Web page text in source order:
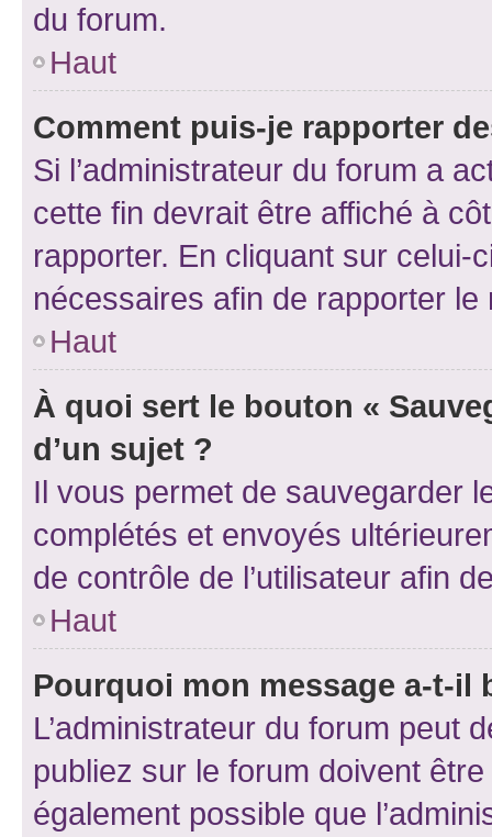
du forum.
Haut
Comment puis-je rapporter
Si l’administrateur du forum a
cette fin devrait être affiché à
rapporter. En cliquant sur
nécessaires afin de rapporter le
Haut
À quoi sert le bouton «
d’un sujet ?
Il vous permet de sauvegarder
complétés et envoyés
de contrôle de l’utilisateur afin
Haut
Pourquoi mon message a-t-il
L’administrateur du forum peut
publiez sur le forum doivent
également possible que